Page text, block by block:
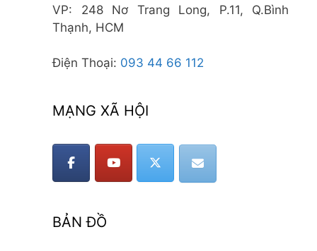
VP: 248 Nơ Trang Long, P.11, Q.Bình
Thạnh, HCM
Điện Thoại: 093 44 66 112
MẠNG XÃ HỘI
BẢN ĐỒ